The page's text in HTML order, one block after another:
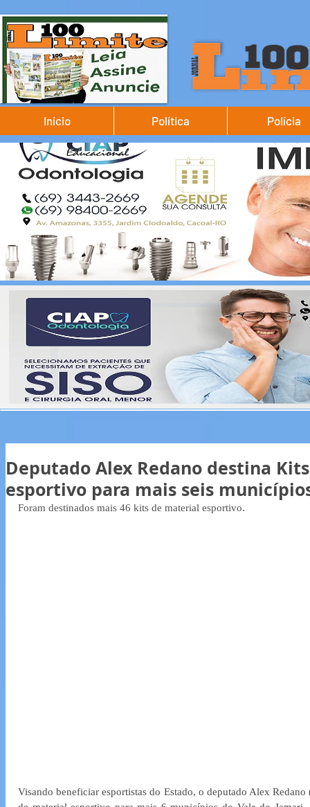
Início Política Polícia
Deputado Alex Redano destina
esportivo para mais seis
Foram destinados mais 46 kits de material esportivo.
Visando beneficiar esportistas do Estado, o deputado Alex